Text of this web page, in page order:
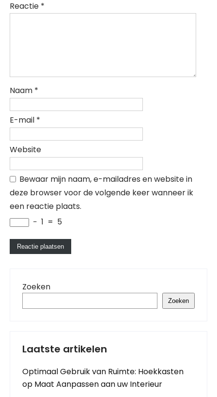
Reactie *
Naam *
E-mail *
Website
Bewaar mijn naam, e-mailadres en website in
deze browser voor de volgende keer wanneer ik
een reactie plaats.
− 1 = 5
Zoeken
Zoeken
Laatste artikelen
Optimaal Gebruik van Ruimte: Hoekkasten
op Maat Aanpassen aan uw Interieur